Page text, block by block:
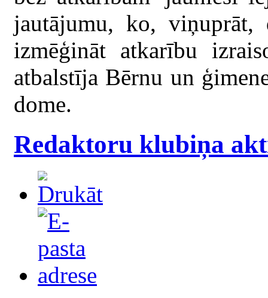
jautājumu, ko, viņuprāt,
izmēģināt atkarību
atbalstīja Bērnu un
dome.
Redaktoru klubiņa